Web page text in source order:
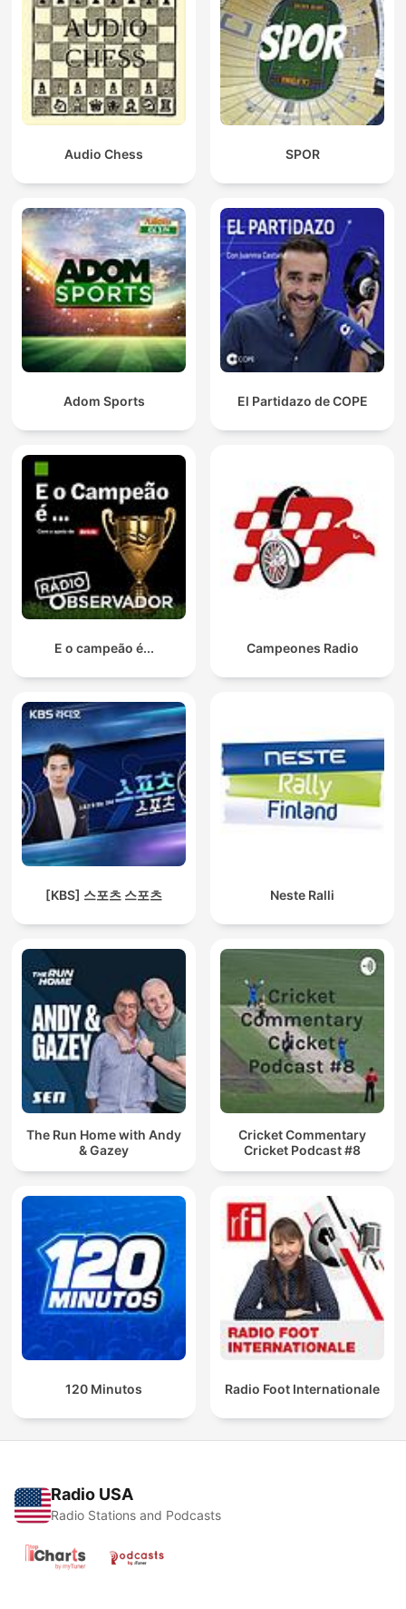
Audio Chess SPOR
Adom Sports El Partidazo de COPE
E o campeão é... Campeones Radio
[KBS] 스포츠 스포츠 Neste Ralli
The Run Home with Andy
& Gazey
Cricket Commentary
Cricket Podcast #8
120 Minutos Radio Foot Internationale
Radio USA
Radio Stations and Podcasts